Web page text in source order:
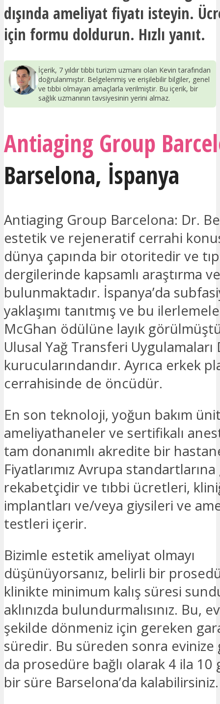
dışında ameliyat fiyatı isteyin.
için formu doldurun. Hızlı yanıt.
İçerik, 7 yıldır tıbbi turizm uzmanı olan Kevin tarafından
doğrulanmıştır. Belgelenmiş ve erişilebilir bilgiler, genel
ve tıbbi olmayan amaçlarla verilmiştir. Bu içerik, bir
sağlık uzmanının tavsiyesinin yerini almaz.
Antiaging Group
Barselona, İspanya
Antiaging Group Barcelona: Dr.
estetik ve rejeneratif cerrahi
dünya çapında bir otoritedir ve tıp
dergilerinde kapsamlı araştırma
bulunmaktadır. İspanya’da
yaklaşımı tanıtmış ve bu
McGhan ödülüne layık
Ulusal Yağ Transferi Uygulamaları
kurucularındandır. Ayrıca erkek
cerrahisinde de öncüdür.
En son teknoloji, yoğun bakım
ameliyathaneler ve sertifikalı
tam donanımlı akredite bir
Fiyatlarımız Avrupa
rekabetçidir ve tıbbi ücretleri,
implantları ve/veya giysileri ve
testleri içerir.
Bizimle estetik ameliyat olmayı
düşünüyorsanız, belirli bir
klinikte minimum kalış süresi
aklınızda bulundurmalısınız. Bu,
şekilde dönmeniz için gereken
süredir. Bu süreden sonra evinize
da prosedüre bağlı olarak 4 ila 10
bir süre Barselona’da kalabilirsiniz.